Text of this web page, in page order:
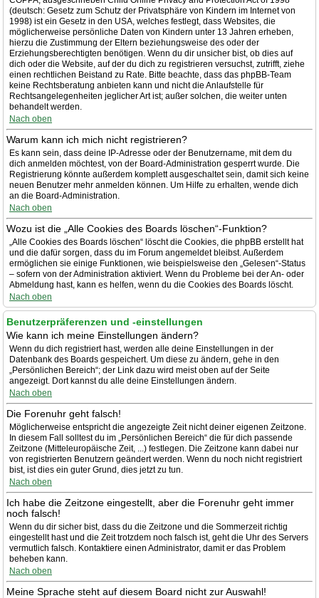
(deutsch: Gesetz zum Schutz der Privatsphäre von Kindern im Internet von
1998) ist ein Gesetz in den USA, welches festlegt, dass Websites, die
möglicherweise persönliche Daten von Kindern unter 13 Jahren erheben,
hierzu die Zustimmung der Eltern beziehungsweise des oder der
Erziehungsberechtigten benötigen. Wenn du dir unsicher bist, ob dies auf
dich oder die Website, auf der du dich zu registrieren versuchst, zutrifft, ziehe
einen rechtlichen Beistand zu Rate. Bitte beachte, dass das phpBB-Team
keine Rechtsberatung anbieten kann und nicht die Anlaufstelle für
Rechtsangelegenheiten jeglicher Art ist; außer solchen, die weiter unten
behandelt werden.
Nach oben
Warum kann ich mich nicht registrieren?
Es kann sein, dass deine IP-Adresse oder der Benutzername, mit dem du
dich anmelden möchtest, von der Board-Administration gesperrt wurde. Die
Registrierung könnte außerdem komplett ausgeschaltet sein, damit sich keine
neuen Benutzer mehr anmelden können. Um Hilfe zu erhalten, wende dich
an die Board-Administration.
Nach oben
Wozu ist die „Alle Cookies des Boards löschen“-Funktion?
„Alle Cookies des Boards löschen“ löscht die Cookies, die phpBB erstellt hat
und die dafür sorgen, dass du im Forum angemeldet bleibst. Außerdem
ermöglichen sie einige Funktionen, wie beispielsweise den „Gelesen“-Status
– sofern von der Administration aktiviert. Wenn du Probleme bei der An- oder
Abmeldung hast, kann es helfen, wenn du die Cookies des Boards löscht.
Nach oben
Benutzerpräferenzen und -einstellungen
Wie kann ich meine Einstellungen ändern?
Wenn du dich registriert hast, werden alle deine Einstellungen in der
Datenbank des Boards gespeichert. Um diese zu ändern, gehe in den
„Persönlichen Bereich“; der Link dazu wird meist oben auf der Seite
angezeigt. Dort kannst du alle deine Einstellungen ändern.
Nach oben
Die Forenuhr geht falsch!
Möglicherweise entspricht die angezeigte Zeit nicht deiner eigenen Zeitzone.
In diesem Fall solltest du im „Persönlichen Bereich“ die für dich passende
Zeitzone (Mitteleuropäische Zeit, ...) festlegen. Die Zeitzone kann dabei nur
von registrierten Benutzern geändert werden. Wenn du noch nicht registriert
bist, ist dies ein guter Grund, dies jetzt zu tun.
Nach oben
Ich habe die Zeitzone eingestellt, aber die Forenuhr geht immer
noch falsch!
Wenn du dir sicher bist, dass du die Zeitzone und die Sommerzeit richtig
eingestellt hast und die Zeit trotzdem noch falsch ist, geht die Uhr des Servers
vermutlich falsch. Kontaktiere einen Administrator, damit er das Problem
beheben kann.
Nach oben
Meine Sprache steht auf diesem Board nicht zur Auswahl!